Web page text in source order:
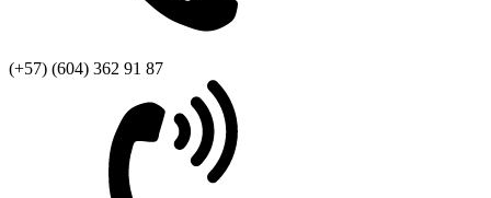
(+57) (604) 362 91 87